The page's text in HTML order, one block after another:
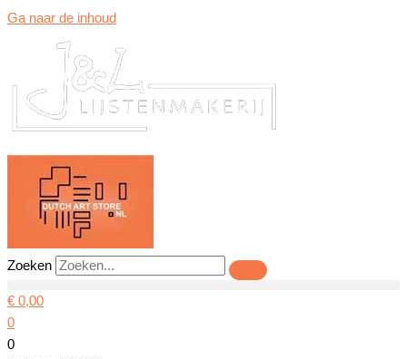
Ga naar de inhoud
Zoeken
€ 0,00
0
0